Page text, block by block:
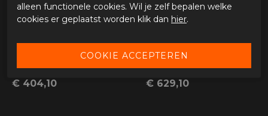
€ 404,10
€ 629,10
alleen functionele cookies. Wil je zelf bepalen welke
cookies er geplaatst worden klik dan hier.